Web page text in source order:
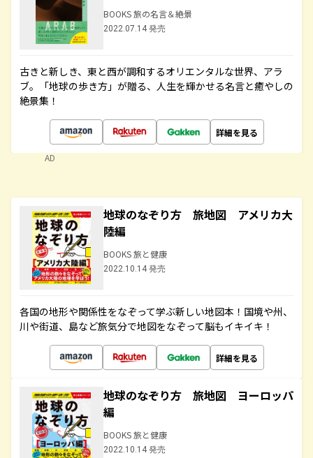
BOOKS 旅の名言＆絶景
2022.07.14 発売
古きと新しき、東と西が調和するオリエンタルな世界、アラ
ブ。「地球の歩き方」が贈る、人生を輝かせる名言と癒やしの
絶景集！
詳細を見る
AD
地球のなぞり方 旅地図 アメリカ大
陸編
BOOKS 旅と健康
2022.10.14 発売
各国の地形や関係性をなぞって学ぶ新しい地図本！国境や州、
川や街道、島など旅気分で地図をなぞって脳もイキイキ！
詳細を見る
地球のなぞり方 旅地図 ヨーロッパ
編
BOOKS 旅と健康
2022.10.14 発売